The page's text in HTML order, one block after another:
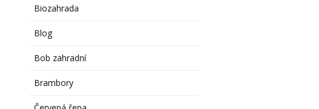
Biozahrada
Blog
Bob zahradní
Brambory